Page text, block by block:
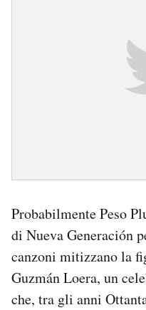
Probabilmente Peso
di Nueva Generación
canzoni mitizzano la
Guzmán Loera, un
che, tra gli anni